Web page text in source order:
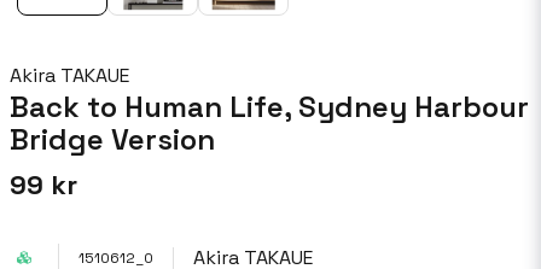
Akira TAKAUE
Back to Human Life, Sydney Harbour
Bridge Version
99 kr
1510612_0 Akira TAKAUE